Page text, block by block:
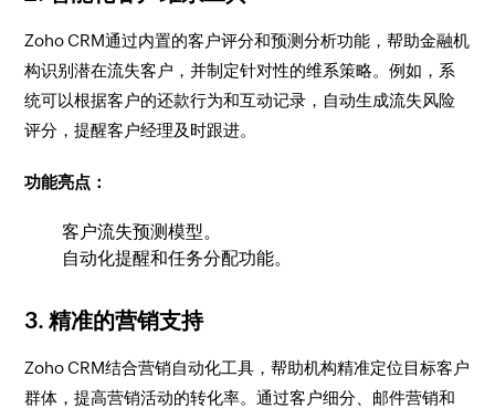
Zoho CRM通过内置的客户评分和预测分析功能，帮助金融机
构识别潜在流失客户，并制定针对性的维系策略。例如，系
统可以根据客户的还款行为和互动记录，自动生成流失风险
评分，提醒客户经理及时跟进。
功能亮点：
客户流失预测模型。
自动化提醒和任务分配功能。
3. 精准的营销支持
Zoho CRM结合营销自动化工具，帮助机构精准定位目标客户
群体，提高营销活动的转化率。通过客户细分、邮件营销和